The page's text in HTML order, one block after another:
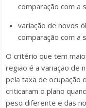
comparação com a
variação de novos
comparação com a
O critério que tem
região é a variação de
pela taxa de ocupação
criticaram o plano
peso diferente e das